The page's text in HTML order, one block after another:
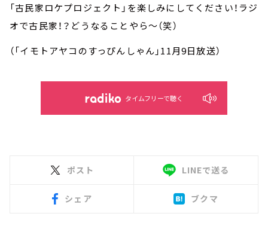
「古民家ロケプロジェクト」を楽しみにしてください！ラジ
オで古民家！？どうなることやら～（笑）
（「イモトアヤコのすっぴんしゃん」11月9日放送）
タイムフリーで聴く
ポスト LINEで送る
シェア ブクマ